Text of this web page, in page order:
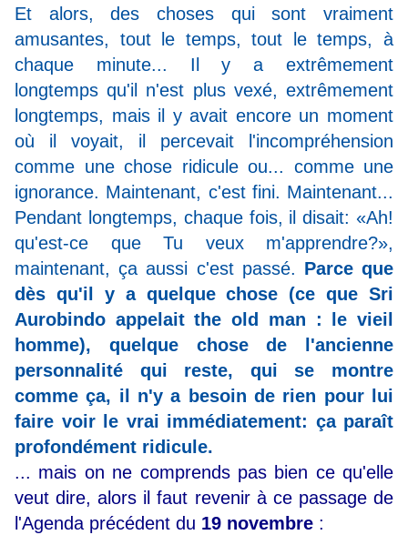
Et alors, des choses qui sont vraiment
amusantes, tout le temps, tout le temps, à
chaque minute... Il y a extrêmement
longtemps qu'il n'est plus vexé, extrêmement
longtemps, mais il y avait encore un moment
où il voyait, il percevait l'incompréhension
comme une chose ridicule ou... comme une
ignorance. Maintenant, c'est fini. Maintenant...
Pendant longtemps, chaque fois, il disait: «Ah!
qu'est-ce que Tu veux m'apprendre?»,
maintenant, ça aussi c'est passé. Parce que
dès qu'il y a quelque chose (ce que Sri
Aurobindo appelait the old man : le vieil
homme), quelque chose de l'ancienne
personnalité qui reste, qui se montre
comme ça, il n'y a besoin de rien pour lui
faire voir le vrai immédiatement: ça paraît
profondément ridicule.
... mais on ne comprends pas bien ce qu'elle
veut dire, alors il faut revenir à ce passage de
l'Agenda précédent du 19 novembre :